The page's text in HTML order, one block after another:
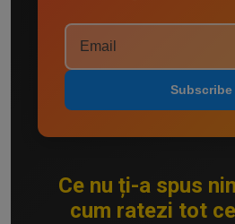
Subscribe
Ce nu ți-a spus
cum ratezi tot